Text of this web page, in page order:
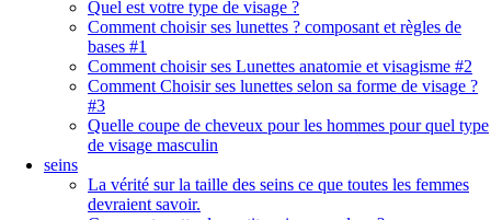
Quel est votre type de visage ?
Comment choisir ses lunettes ? composant et règles de
bases #1
Comment choisir ses Lunettes anatomie et visagisme #2
Comment Choisir ses lunettes selon sa forme de visage ?
#3
Quelle coupe de cheveux pour les hommes pour quel type
de visage masculin
seins
La vérité sur la taille des seins ce que toutes les femmes
devraient savoir.